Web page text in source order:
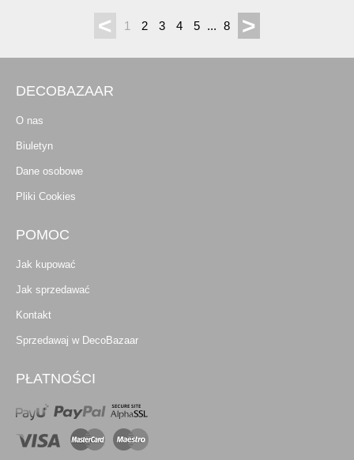
< 1 2 3 4 5 ... 8 >
DECOBAZAAR
O nas
Biuletyn
Dane osobowe
Pliki Cookies
POMOC
Jak kupować
Jak sprzedawać
Kontakt
Sprzedawaj w DecoBazaar
PŁATNOŚCI